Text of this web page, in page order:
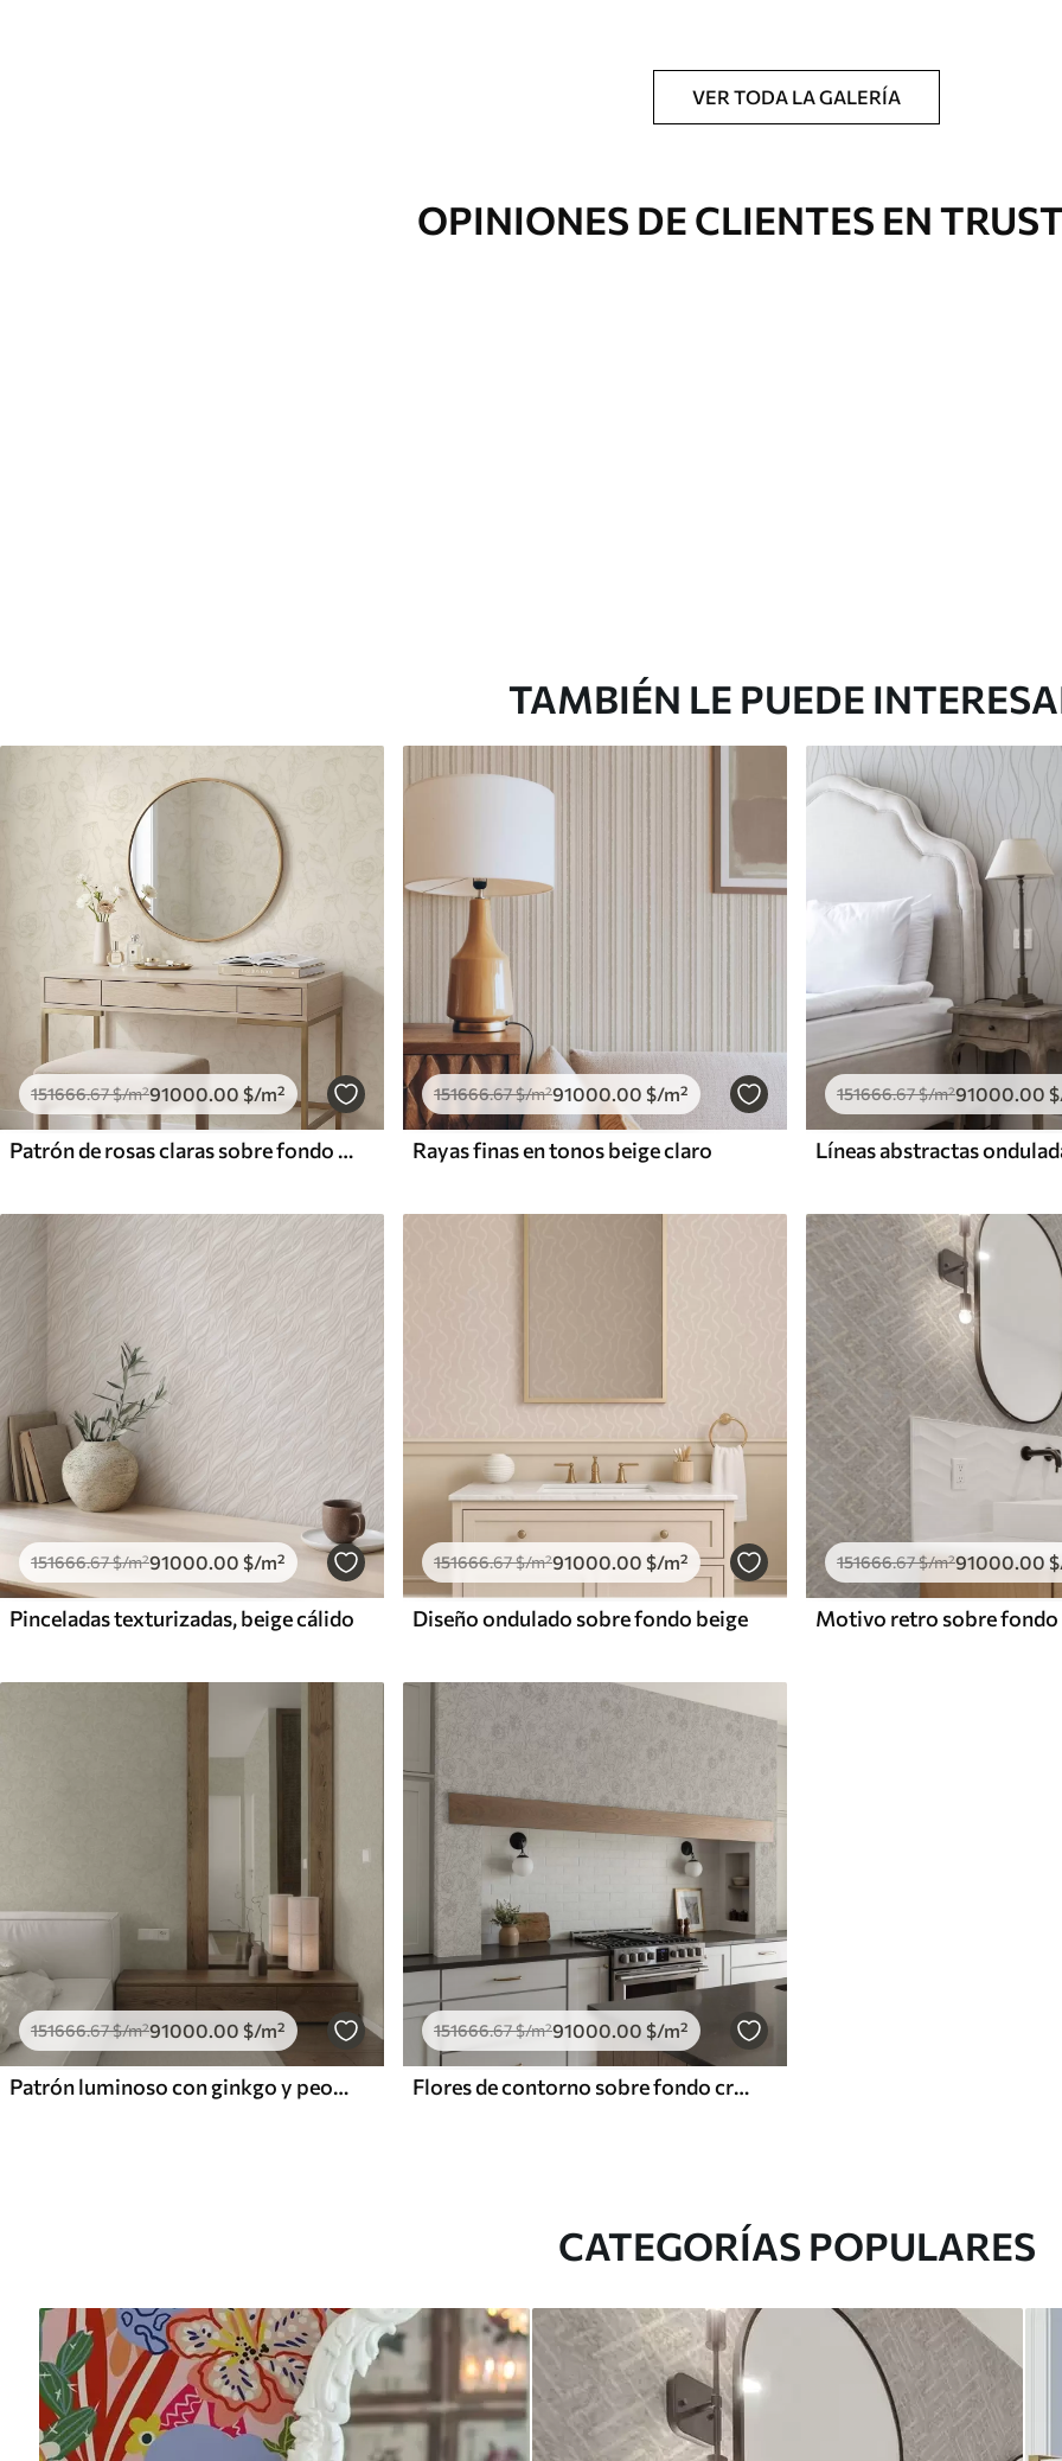
Disponible con recubrimiento de barniz y/o adhesivo para empapelar.
Se puede limpiar suavemente con una esponja suave. Los murales de pared
Aplicación sin fisuras
VER TODA LA GALERÍA
OPINIONES DE CLIENTES EN
TAMBIÉN LE PUEDE
151666.67$/m²91000.00 $/m²
Patrón de rosas claras sobre fondo beige
151666.67$/m²91000.00 $/m²
Rayas finas en tonos beige claro
151666.67$/m²91000.00 $
151666.67$/m²91000.00 $/m²
Pinceladas texturizadas, beige cálido
151666.67$/m²91000.00 $/m²
Diseño ondulado sobre fondo beige
151666.67$/m²91000.00 $
151666.67$/m²91000.00 $/m²
Patrón luminoso con ginkgo y peonías
151666.67$/m²91000.00 $/m²
Flores de contorno sobre fondo crema, delicado motivo floral
CATEGORÍAS POPULARES